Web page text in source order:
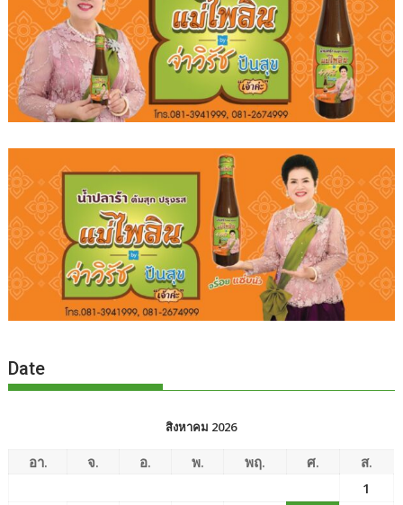
Date
สิงหาคม 2026
อา. จ. อ. พ. พฤ. ศ.
ส.
1